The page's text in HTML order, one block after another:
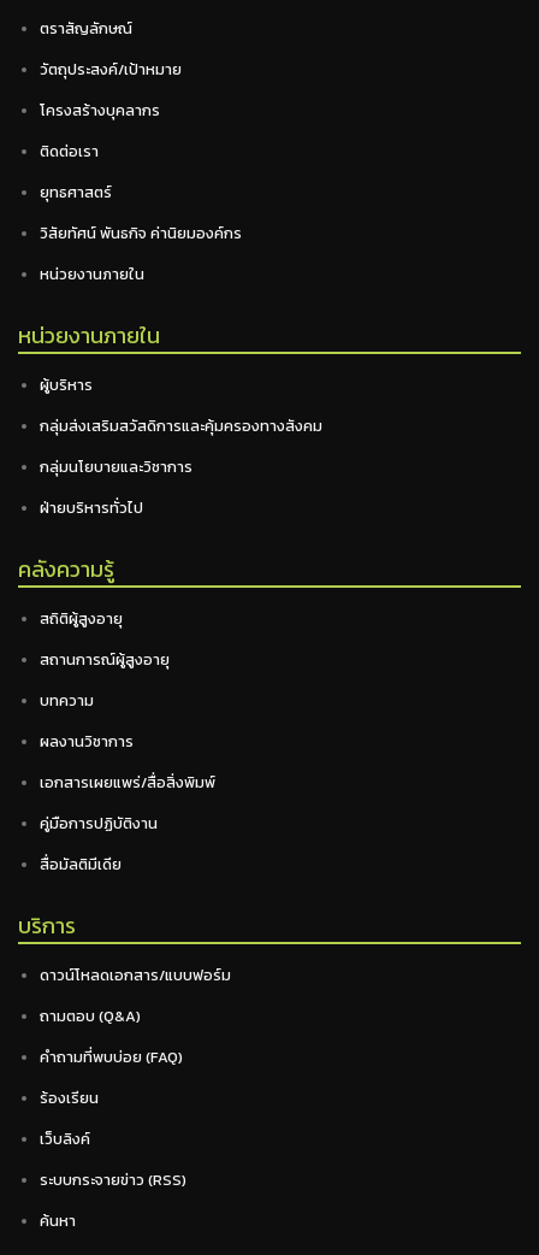
ตราสัญลักษณ์
วัตถุประสงค์/เป้าหมาย
โครงสร้างบุคลากร
ติดต่อเรา
ยุทธศาสตร์
วิสัยทัศน์ พันธกิจ ค่านิยมองค์กร
หน่วยงานภายใน
หน่วยงานภายใน
ผู้บริหาร
กลุ่มส่งเสริมสวัสดิการและคุ้มครองทางสังคม
กลุ่มนโยบายและวิชาการ
ฝ่ายบริหารทั่วไป
คลังความรู้
สถิติผู้สูงอายุ
สถานการณ์ผู้สูงอายุ
บทความ
ผลงานวิชาการ
เอกสารเผยแพร่/สื่อสิ่งพิมพ์
คู่มือการปฏิบัติงาน
สื่อมัลติมีเดีย
บริการ
ดาวน์โหลดเอกสาร/แบบฟอร์ม
ถามตอบ (Q&A)
คำถามที่พบบ่อย (FAQ)
ร้องเรียน
เว็บลิงค์
ระบบกระจายข่าว (RSS)
ค้นหา